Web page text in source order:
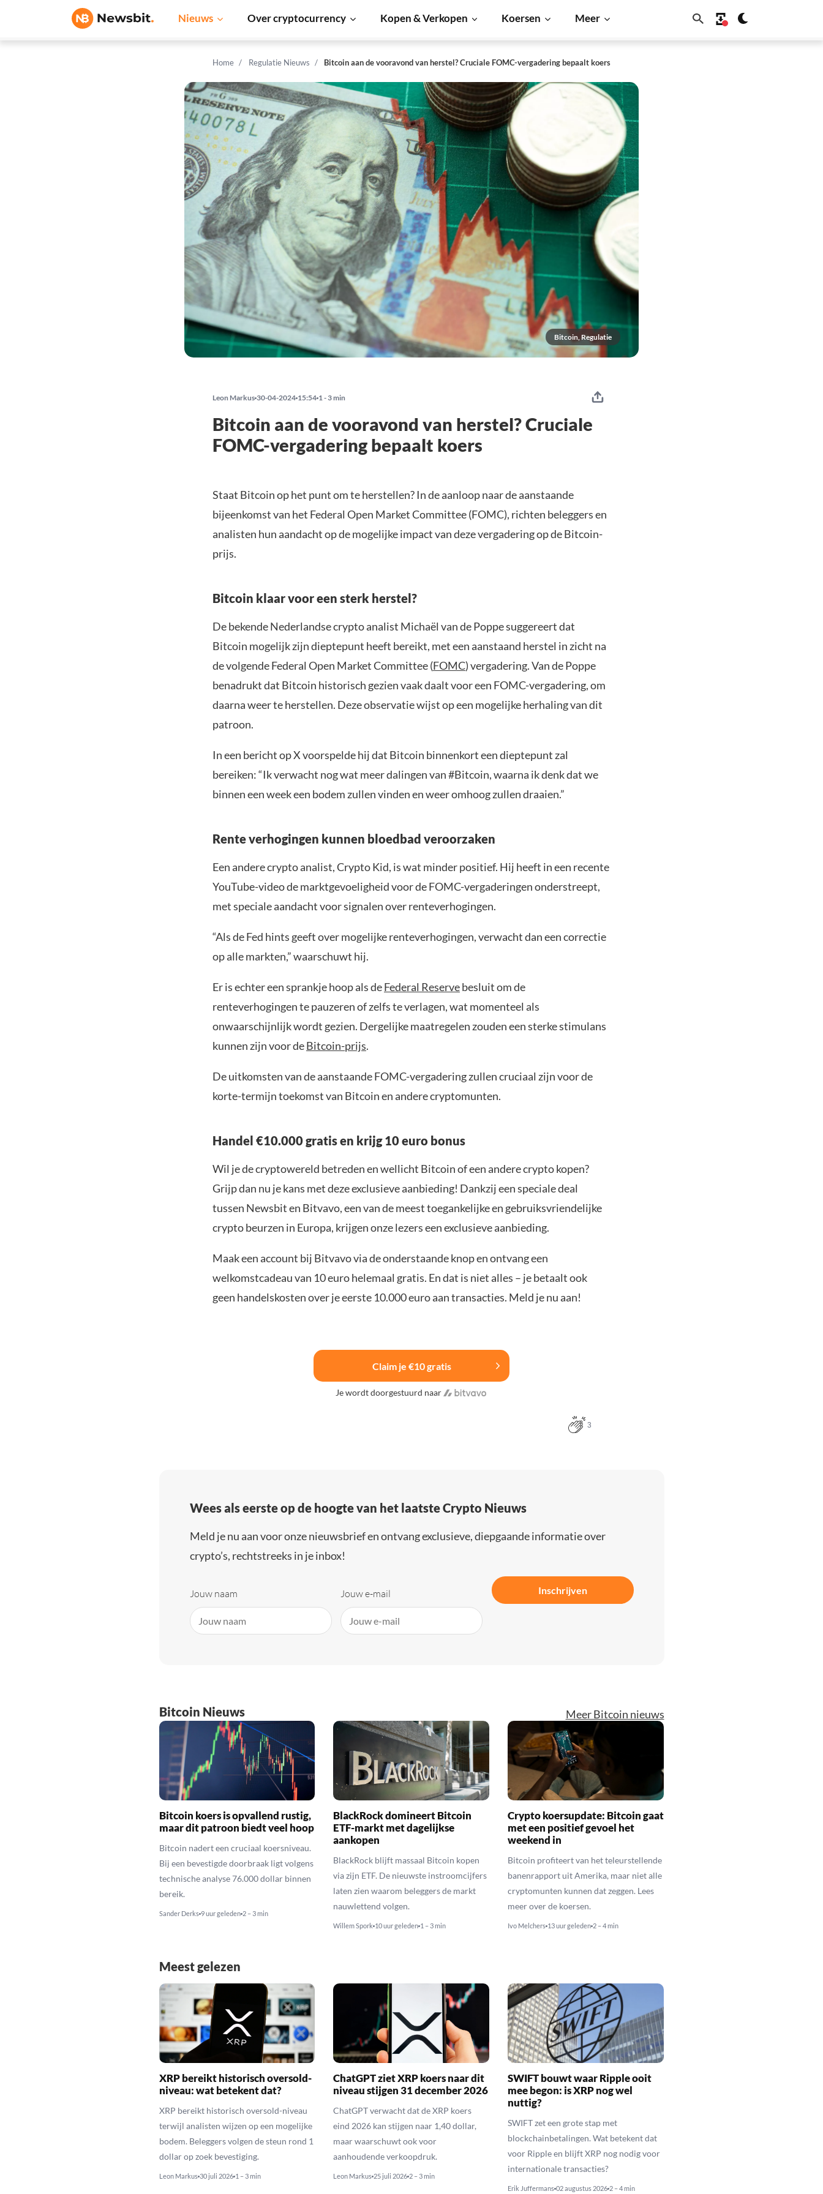
Nieuws Over cryptocurrency Kopen & Verkopen Koersen Meer
Home Regulatie Nieuws Bitcoin aan de vooravond van herstel? Cruciale FOMC-vergadering bepaalt koers
Bitcoin, Regulatie
Leon Markus 30-04-2024 15:54 1 - 3 min
Bitcoin aan de vooravond van herstel? Cruciale
FOMC-vergadering bepaalt koers
Staat Bitcoin op het punt om te herstellen? In de aanloop naar de aanstaande
bijeenkomst van het Federal Open Market Committee (FOMC), richten beleggers en
analisten hun aandacht op de mogelijke impact van deze vergadering op de Bitcoin-
prijs.
Bitcoin klaar voor een sterk herstel?
De bekende Nederlandse crypto analist Michaël van de Poppe suggereert dat
Bitcoin mogelijk zijn dieptepunt heeft bereikt, met een aanstaand herstel in zicht na
de volgende Federal Open Market Committee (FOMC) vergadering. Van de Poppe
benadrukt dat Bitcoin historisch gezien vaak daalt voor een FOMC-vergadering, om
daarna weer te herstellen. Deze observatie wijst op een mogelijke herhaling van dit
patroon.
In een bericht op X voorspelde hij dat Bitcoin binnenkort een dieptepunt zal
bereiken: “Ik verwacht nog wat meer dalingen van #Bitcoin, waarna ik denk dat we
binnen een week een bodem zullen vinden en weer omhoog zullen draaien.”
Rente verhogingen kunnen bloedbad veroorzaken
Een andere crypto analist, Crypto Kid, is wat minder positief. Hij heeft in een recente
YouTube-video de marktgevoeligheid voor de FOMC-vergaderingen onderstreept,
met speciale aandacht voor signalen over renteverhogingen.
“Als de Fed hints geeft over mogelijke renteverhogingen, verwacht dan een correctie
op alle markten,” waarschuwt hij.
Er is echter een sprankje hoop als deFederal Reservebesluit om de
renteverhogingen te pauzeren of zelfs te verlagen, wat momenteel als
onwaarschijnlijk wordt gezien. Dergelijke maatregelen zouden een sterke stimulans
kunnen zijn voor deBitcoin-prijs.
De uitkomsten van de aanstaande FOMC-vergadering zullen cruciaal zijn voor de
korte-termijn toekomst van Bitcoin en andere cryptomunten.
Handel €10.000 gratis en krijg 10 euro bonus
Wil je de cryptowereld betreden en wellicht Bitcoin of een andere crypto kopen?
Grijp dan nu je kans met deze exclusieve aanbieding! Dankzij een speciale deal
tussen Newsbit en Bitvavo, een van de meest toegankelijke en gebruiksvriendelijke
crypto beurzen in Europa, krijgen onze lezers een exclusieve aanbieding.
Maak een account bij Bitvavo via de onderstaande knop en ontvang een
welkomstcadeau van 10 euro helemaal gratis. En dat is niet alles – je betaalt ook
geen handelskosten over je eerste 10.000 euro aan transacties. Meld je nu aan!
Claim je €10 gratis
Je wordt doorgestuurd naar
3
Wees als eerste op de hoogte van het laatste Crypto Nieuws
Meld je nu aan voor onze nieuwsbrief en ontvang exclusieve, diepgaande informatie over
crypto’s, rechtstreeks in je inbox!
Jouw naam Jouw e-mail Inschrijven
Bitcoin Nieuws Meer Bitcoin nieuws
Bitcoin koers is opvallend rustig,
maar dit patroon biedt veel hoop
Bitcoin nadert een cruciaal koersniveau.
Bij een bevestigde doorbraak ligt volgens
technische analyse 76.000 dollar binnen
bereik.
Sander Derks 9 uur geleden 2 – 3 min
BlackRock domineert Bitcoin
ETF-markt met dagelijkse
aankopen
BlackRock blijft massaal Bitcoin kopen
via zijn ETF. De nieuwste instroomcijfers
laten zien waarom beleggers de markt
nauwlettend volgen.
Willem Spork 10 uur geleden 1 – 3 min
Crypto koersupdate: Bitcoin gaat
met een positief gevoel het
weekend in
Bitcoin profiteert van het teleurstellende
banenrapport uit Amerika, maar niet alle
cryptomunten kunnen dat zeggen. Lees
meer over de koersen.
Ivo Melchers 13 uur geleden 2 – 4 min
Meest gelezen
XRP bereikt historisch oversold-
niveau: wat betekent dat?
XRP bereikt historisch oversold-niveau
terwijl analisten wijzen op een mogelijke
bodem. Beleggers volgen de steun rond 1
dollar op zoek bevestiging.
Leon Markus 30 juli 2026 1 – 3 min
ChatGPT ziet XRP koers naar dit
niveau stijgen 31 december 2026
ChatGPT verwacht dat de XRP koers
eind 2026 kan stijgen naar 1,40 dollar,
maar waarschuwt ook voor
aanhoudende verkoopdruk.
Leon Markus 25 juli 2026 2 – 3 min
SWIFT bouwt waar Ripple ooit
mee begon: is XRP nog wel
nuttig?
SWIFT zet een grote stap met
blockchainbetalingen. Wat betekent dat
voor Ripple en blijft XRP nog nodig voor
internationale transacties?
Erik Juffermans 02 augustus 2026 2 – 4 min